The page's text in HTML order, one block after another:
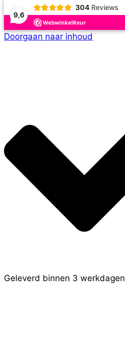
9,6
304 Reviews
Doorgaan naar inhoud
Geleverd binnen 3 werkdagen